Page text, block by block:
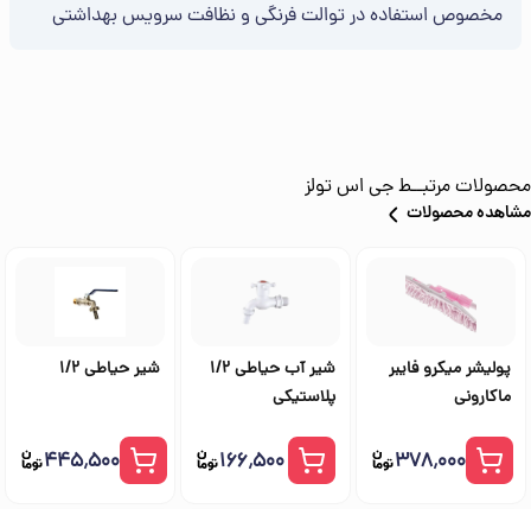
مخصوص استفاده در توالت فرنگی و نظافت سرویس بهداشتی
محصولات مرتبــطجی اس تولز
مشاهده محصولات
پولیشر میکرو فایبر
ماکارونی
۳۷۸٬۰۰۰
شیر آب حیاطی 1/2
پلاستیکی
۱۶۶٬۵۰۰
شیر حیاطی 1/2
۴۴۵٬۵۰۰